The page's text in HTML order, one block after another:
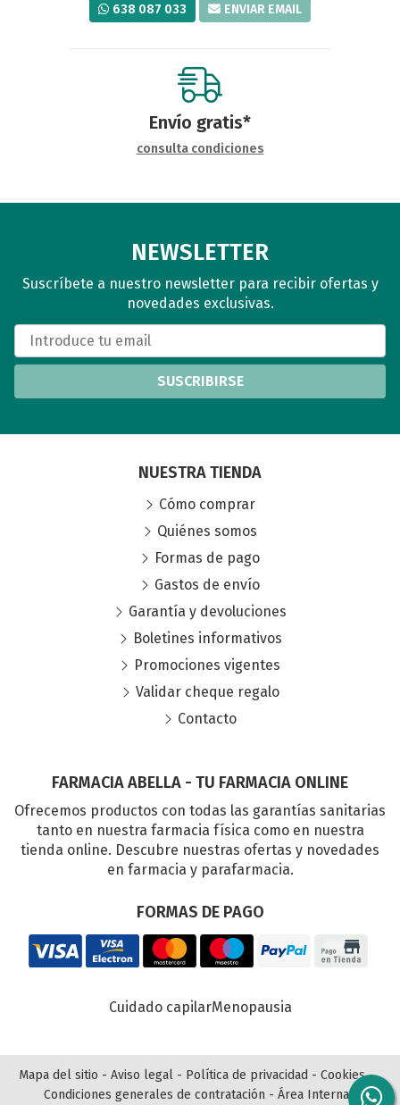
638 087 033 ENVIAR EMAIL
Envío gratis*
consulta condiciones
NEWSLETTER
Suscríbete a nuestro newsletter para recibir ofertas y
novedades exclusivas.
SUSCRIBIRSE
FARMACIA ABELLA - TU FARMACIA ONLINE
Ofrecemos productos con todas las garantías sanitarias
tanto en nuestra farmacia física como en nuestra
tienda online. Descubre nuestras ofertas y novedades
en farmacia y parafarmacia.
FORMAS DE PAGO
NUESTRA TIENDA
Cómo comprar
Quiénes somos
Formas de pago
Gastos de envío
Garantía y devoluciones
Boletines informativos
Promociones vigentes
Validar cheque regalo
Contacto
Cuidado capilarMenopausia
Mapa del sitio - Aviso legal - Política de privacidad - Cookies-
Condiciones generales de contratación - Área Interna